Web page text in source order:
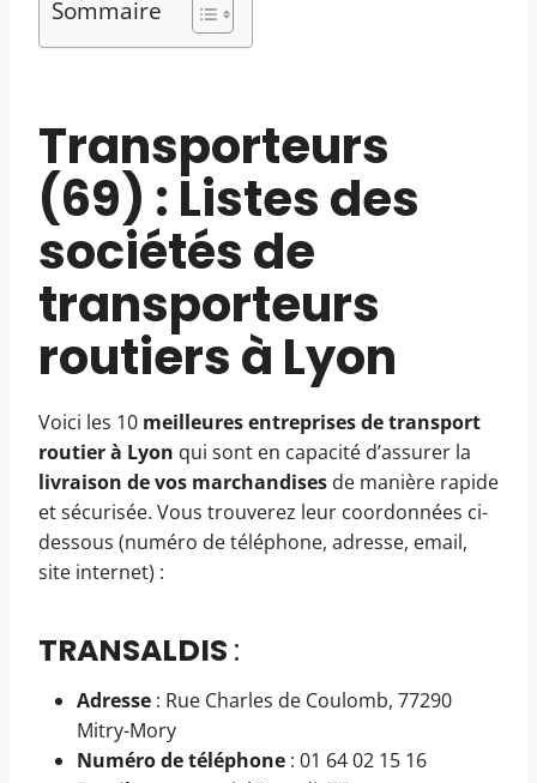
Sommaire
Transporteurs
(69) : Listes des
sociétés de
transporteurs
routiers à Lyon
Voici les 10 meilleures entreprises de transport
routier à Lyon qui sont en capacité d’assurer la
livraison de vos marchandises de manière rapide
et sécurisée. Vous trouverez leur coordonnées ci-
dessous (numéro de téléphone, adresse, email,
site internet) :
TRANSALDIS :
Adresse : Rue Charles de Coulomb, 77290
Mitry-Mory
Numéro de téléphone : 01 64 02 15 16